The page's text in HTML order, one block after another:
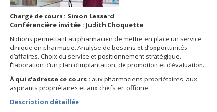
Chargé de cours : Simon Lessard
Conférencière invitée : Judith Choquette
Notions permettant au pharmacien de mettre en place un service
clinique en pharmacie. Analyse de besoins et d’opportunités
d’affaires. Choix du service et positionnement stratégique.
Élaboration d’un plan d’implantation, de promotion et d’évaluation.
À qui s'adresse ce cours : aux pharmaciens propriétaires, aux
aspirants propriétaires et aux chefs en officine
Description détaillée